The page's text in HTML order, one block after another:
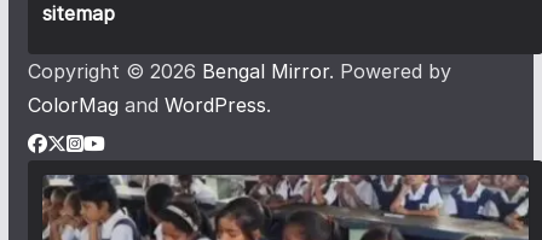
sitemap
Copyright © 2026 Bengal Mirror. Powered by
ColorMag and WordPress.